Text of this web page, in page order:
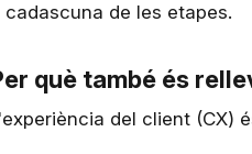
cadascuna de les etapes.
què també és
del client (CX)